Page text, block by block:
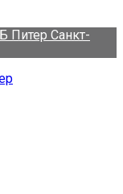
Питер Санкт-